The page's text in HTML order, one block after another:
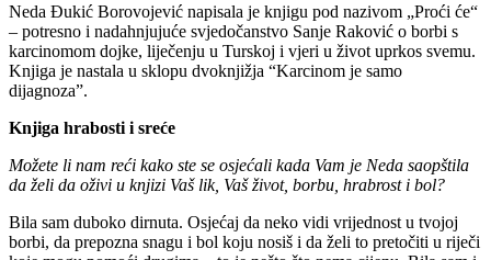
Neda Đukić Borovojević napisala je knjigu pod nazivom „Proći će“
– potresno i nadahnjujuće svjedočanstvo Sanje Raković o borbi s
karcinomom dojke, liječenju u Turskoj i vjeri u život uprkos svemu.
Knjiga je nastala u sklopu dvoknjižja “Karcinom je samo
dijagnoza”.
Knjiga hrabosti i sreće
Možete li nam reći kako ste se osjećali kada Vam je Neda saopštila
da želi da oživi u knjizi Vaš lik, Vaš život, borbu, hrabrost i bol?
Bila sam duboko dirnuta. Osjećaj da neko vidi vrijednost u tvojoj
borbi, da prepozna snagu i bol koju nosiš i da želi to pretočiti u riječi